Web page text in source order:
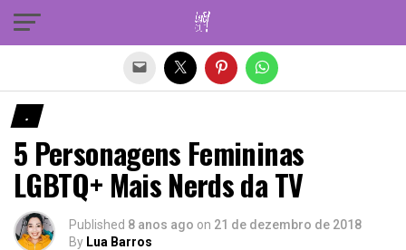
.
5 Personagens Femininas
LGBTQ+ Mais Nerds da TV
Published 8 anos ago on 21 de dezembro de 2018
By Lua Barros
Sair da versão mobile